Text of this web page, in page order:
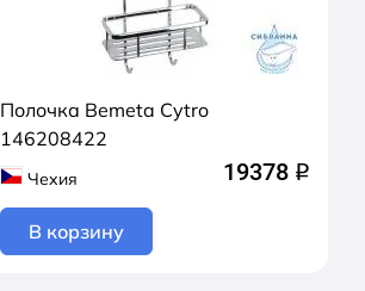
Полочка Bemeta Cytro
146208422
Чехия 19378 q
В корзину